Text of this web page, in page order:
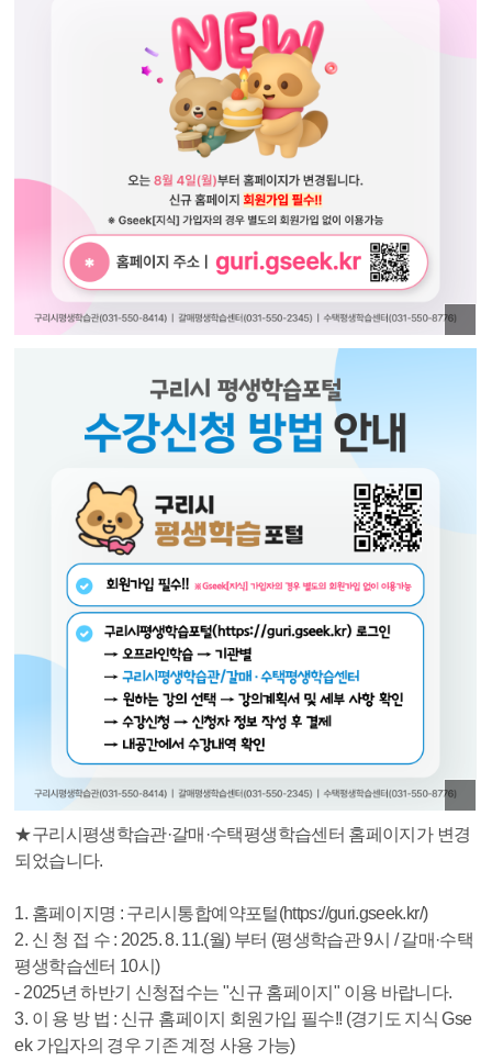
★구리시평생학습관·갈매·수택평생학습센터 홈페이지가 변경
되었습니다.
1. 홈페이지명 : 구리시통합예약포털(https://guri.gseek.kr/)
2. 신 청 접 수 : 2025. 8. 11.(월) 부터 (평생학습관 9시 / 갈매·수택
평생학습센터 10시)
- 2025년 하반기 신청접수는 "신규 홈페이지" 이용 바랍니다.
3. 이 용 방 법 : 신규 홈페이지 회원가입 필수!! (경기도 지식 Gse
ek 가입자의 경우 기존 계정 사용 가능)